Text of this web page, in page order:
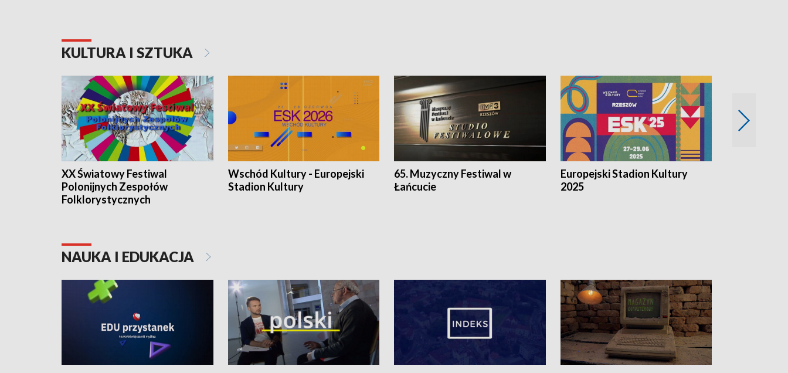
KULTURA I SZTUKA
XX Światowy Festiwal
Polonijnych Zespołów
Folklorystycznych
Wschód Kultury - Europejski
Stadion Kultury
65. Muzyczny Festiwal w
Łańcucie
Europejski Stadion Kultury
2025
NAUKA I EDUKACJA